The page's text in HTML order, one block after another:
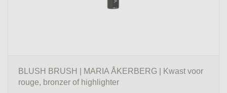
BLUSH BRUSH | MARIA ÅKERBERG | Kwast voor
rouge, bronzer of highlighter